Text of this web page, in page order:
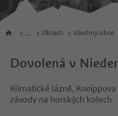
... Oblasti Všechny obce
Dovolená v
Klimatické lázně,
závody na horských kolech